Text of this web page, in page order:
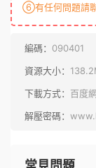
⑥有任何問題請
編碼： 090401
資源大小：
下載方式： 百度
解壓密碼：